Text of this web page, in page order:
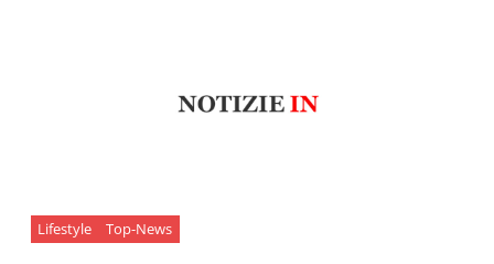
Lifestyle Top-News